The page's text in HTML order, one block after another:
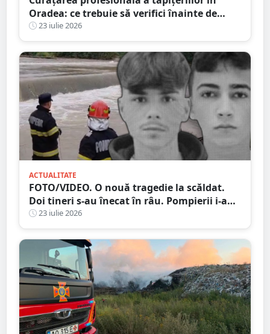
Oradea: ce trebuie să verifici înainte de
programare
23 iulie 2026
ACTUALITATE
FOTO/VIDEO. O nouă tragedie la scăldat.
Doi tineri s-au înecat în râu. Pompierii i-au
găsit după două zile
23 iulie 2026